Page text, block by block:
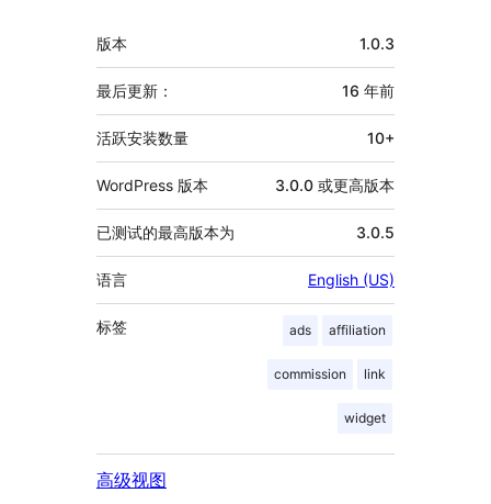
额
外
信
息
版本 1.0.3
最后更新： 16 年前
活跃安装数量 10+
WordPress 版本 3.0.0 或更高版本
已测试的最高版本为 3.0.5
语言 English (US)
标签 ads affiliation
commission link
widget
高级视图